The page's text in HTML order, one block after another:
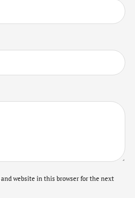
website in this browser for the next